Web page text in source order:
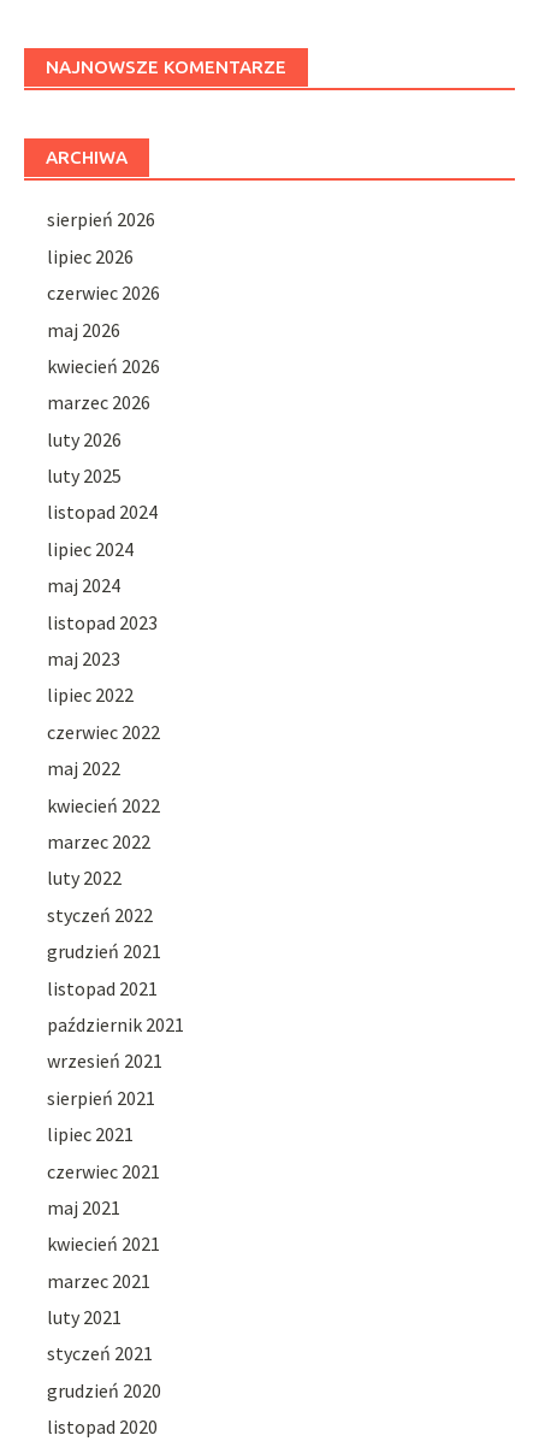
NAJNOWSZE KOMENTARZE
ARCHIWA
sierpień 2026
lipiec 2026
czerwiec 2026
maj 2026
kwiecień 2026
marzec 2026
luty 2026
luty 2025
listopad 2024
lipiec 2024
maj 2024
listopad 2023
maj 2023
lipiec 2022
czerwiec 2022
maj 2022
kwiecień 2022
marzec 2022
luty 2022
styczeń 2022
grudzień 2021
listopad 2021
październik 2021
wrzesień 2021
sierpień 2021
lipiec 2021
czerwiec 2021
maj 2021
kwiecień 2021
marzec 2021
luty 2021
styczeń 2021
grudzień 2020
listopad 2020